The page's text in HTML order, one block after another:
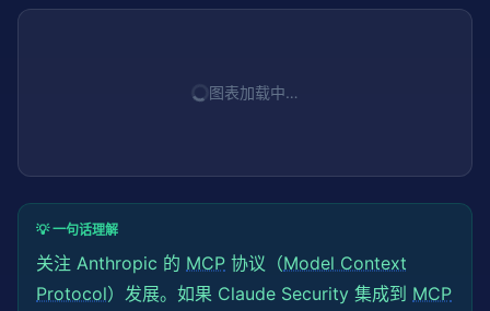
图表加载中…
💡 一句话理解
关注 Anthropic 的 MCP 协议（Model Context
Protocol）发展。如果 Claude Security 集成到 MCP